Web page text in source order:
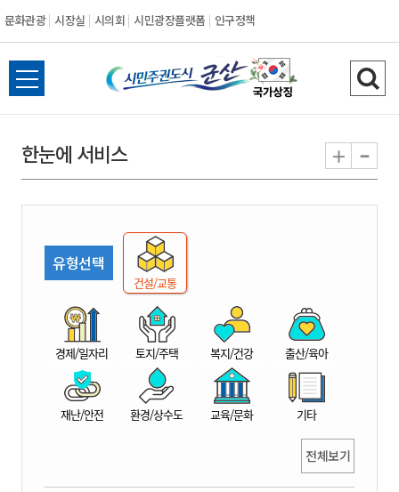
문화관광 시장실 시의회 시민광장플랫폼 인구정책
시
민
권
도
시
산
전
체
뉴
열
검
색
기
한눈에 서비스 + -
유형선택
건설/교통
경제/일자리 토지/주택 복지/건강 출산/육아
재난/안전 환경/상수도 교육/문화 기타
전체보기